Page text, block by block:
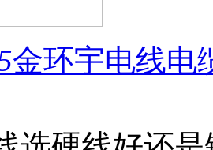
金环宇电线电